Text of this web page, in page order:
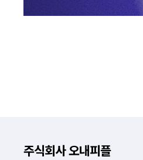
주식회사 오내피플